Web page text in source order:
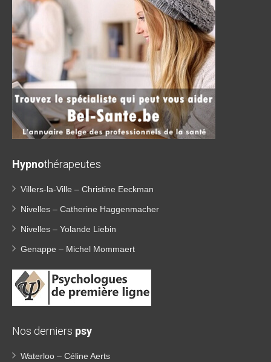
Hypnothérapeutes
Villers-la-Ville – Christine Eeckman
Nivelles – Catherine Haggenmacher
Nivelles – Yolande Liebin
Genappe – Michel Mommaert
Nos derniers psy
Waterloo – Céline Aerts